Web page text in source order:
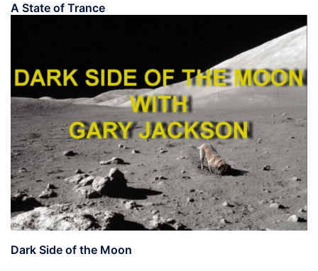
A State of Trance
Dark Side of the Moon